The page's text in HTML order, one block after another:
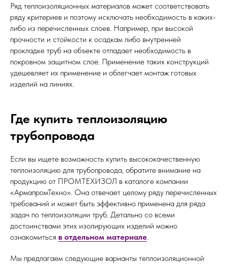
Ряд теплоизоляционных материалов может соответствовать
ряду критериев и поэтому исключать необходимость в каких-
либо из перечисленных слоев. Например, при высокой
прочности и стойкости к осадкам либо внутренней
прокладке труб на объекте отпадает необходимость в
покровном защитном слое. Применение таких конструкций
удешевляет их применение и облегчает монтаж готовых
изделий на линиях.
Где купить теплоизоляцию
трубопровода
Если вы ищете возможность купить высококачественную
теплоизоляцию для трубопровода, обратите внимание на
продукцию от ПРОМТЕХИЗОЛ в каталоге компании
«АрмапромТехно». Она отвечает целому ряду перечисленных
требований и может быть эффективно применена для ряда
задач по теплоизоляции труб. Детально со всеми
достоинствами этих изолирующих изделий можно
ознакомиться в отдельном материале.
Мы предлагаем следующие варианты теплоизоляционной